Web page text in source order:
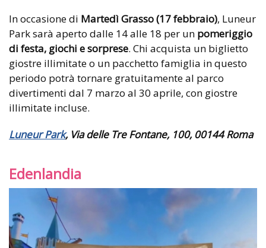
In occasione di Martedì Grasso (17 febbraio), Luneur
Park sarà aperto dalle 14 alle 18 per un pomeriggio
di festa, giochi e sorprese. Chi acquista un biglietto
giostre illimitate o un pacchetto famiglia in questo
periodo potrà tornare gratuitamente al parco
divertimenti dal 7 marzo al 30 aprile, con giostre
illimitate incluse.
Luneur Park, Via delle Tre Fontane, 100, 00144 Roma
Edenlandia